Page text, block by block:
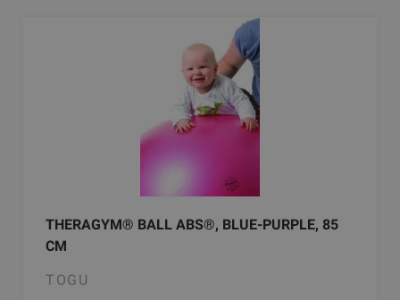
THERAGYM® BALL ABS®, BLUE-PURPLE, 85
CM
TOGU